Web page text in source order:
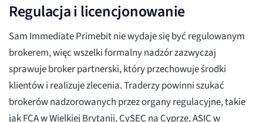
Regulacja i licencjonowanie
Sam Immediate Primebit nie wydaje się być regulowanym
brokerem, więc wszelki formalny nadzór zazwyczaj
sprawuje broker partnerski, który przechowuje środki
klientów i realizuje zlecenia. Traderzy powinni szukać
brokerów nadzorowanych przez organy regulacyjne, takie
jak FCA w Wielkiej Brytanii, CySEC na Cyprze, ASIC w